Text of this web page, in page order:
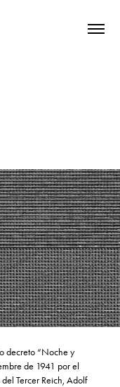
decreto “Noche y
de 1941 por el
Tercer Reich, Adolf